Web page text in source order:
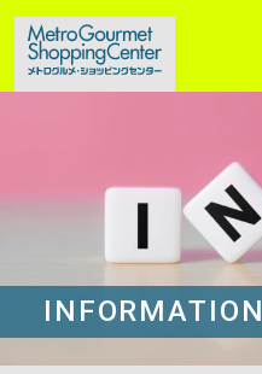
INFORMATION